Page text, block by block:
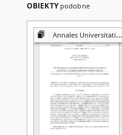
OBIEKTY podobne
Annales Universitatis Mariae Curie-Skłodowska. Sectio K, Politologia